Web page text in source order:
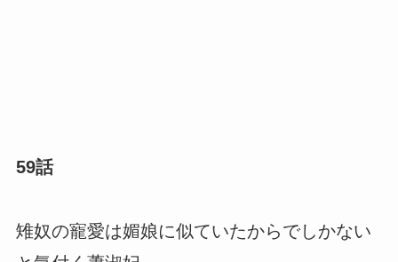
59話
雉奴の寵愛は媚娘に似ていたからでしかない